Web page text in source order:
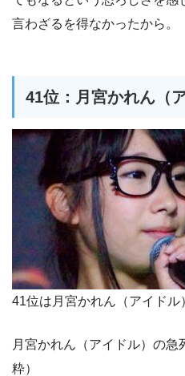
言わざるを得なかったから。
41位：月宮かれん（
41位は月宮かれん（アイドル
月宮かれん（アイドル）の
粋）